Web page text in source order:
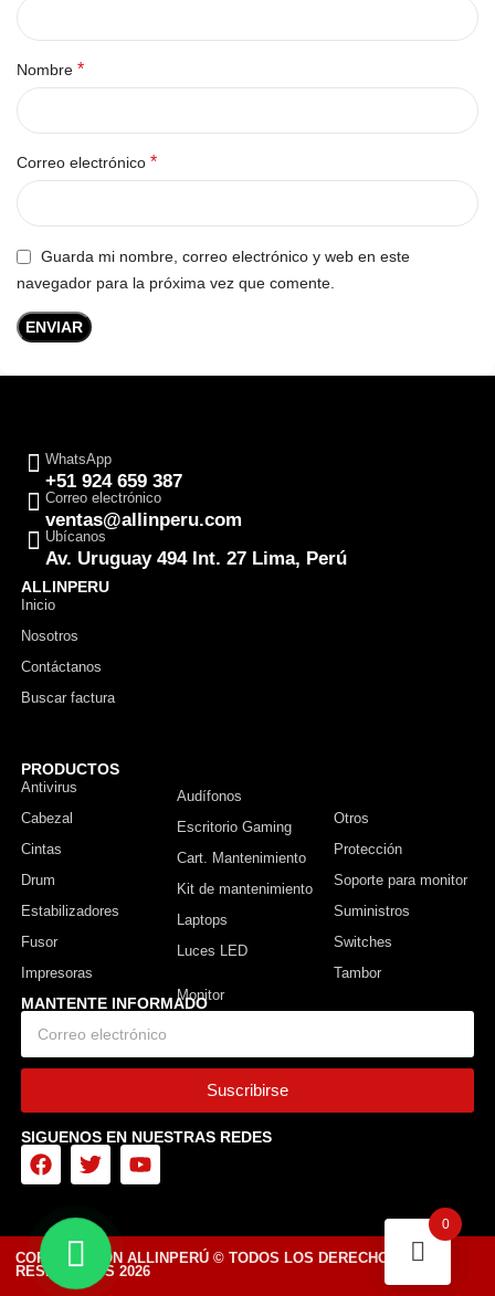
Nombre *
Correo electrónico *
Guarda mi nombre, correo electrónico y web en este
navegador para la próxima vez que comente.
WhatsApp
+51 924 659 387
Correo electrónico
ventas@allinperu.com
Ubícanos
Av. Uruguay 494 Int. 27 Lima, Perú
ALLINPERU
Inicio
Nosotros
Contáctanos
Buscar factura
PRODUCTOS
Antivirus
Cabezal
Cintas
Drum
Estabilizadores
Fusor
Impresoras
Audífonos
Escritorio Gaming
Cart. Mantenimiento
Kit de mantenimiento
Laptops
Luces LED
Otros
Protección
Soporte para monitor
Suministros
Switches
Tambor
MANTENTE INFORMADO
Suscribirse
SIGUENOS EN NUESTRAS REDES
CORPORACIÓN ALLINPERÚ © TODOS LOS DERECHOS
RESERVADOS 2026
0